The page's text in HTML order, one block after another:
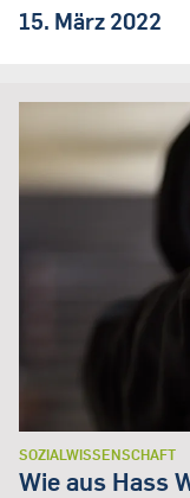
15. März 2022
SOZIALWISSENSCHAFT
Wie aus Hass